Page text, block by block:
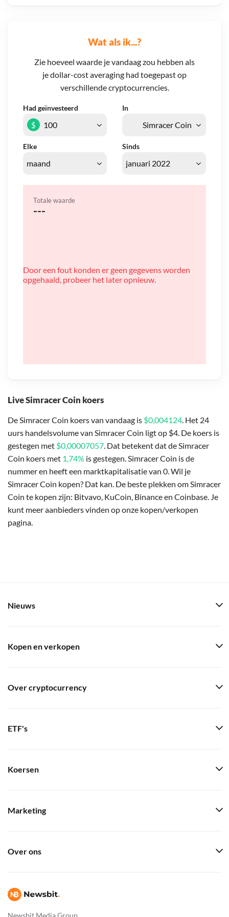
Live Simracer Coin koers
De Simracer Coin koers van vandaag is $0,004124. Het 24
uurs handelsvolume van Simracer Coin ligt op $4. De koers is
gestegen met $0,00007057. Dat betekent dat de Simracer
Coin koers met 1,74% is gestegen. Simracer Coin is de
nummer en heeft een marktkapitalisatie van 0. Wil je
Simracer Coin kopen? Dat kan. De beste plekken om Simracer
Coin te kopen zijn: Bitvavo, KuCoin, Binance en Coinbase. Je
kunt meer aanbieders vinden op onze kopen/verkopen
pagina.
Wat als ik...?
Zie hoeveel waarde je vandaag zou hebben als
je dollar-cost averaging had toegepast op
verschillende cryptocurrencies.
Had geïnvesteerd In
Elke Sinds
$
Totale waarde
---
Door een fout konden er geen gegevens worden
opgehaald, probeer het later opnieuw.
Newsbit Media Group
Nieuws
Kopen en verkopen
Over cryptocurrency
ETF's
Koersen
Marketing
Over ons